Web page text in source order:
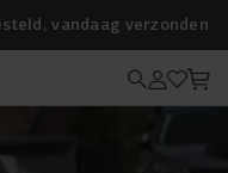
vandaag verzonden